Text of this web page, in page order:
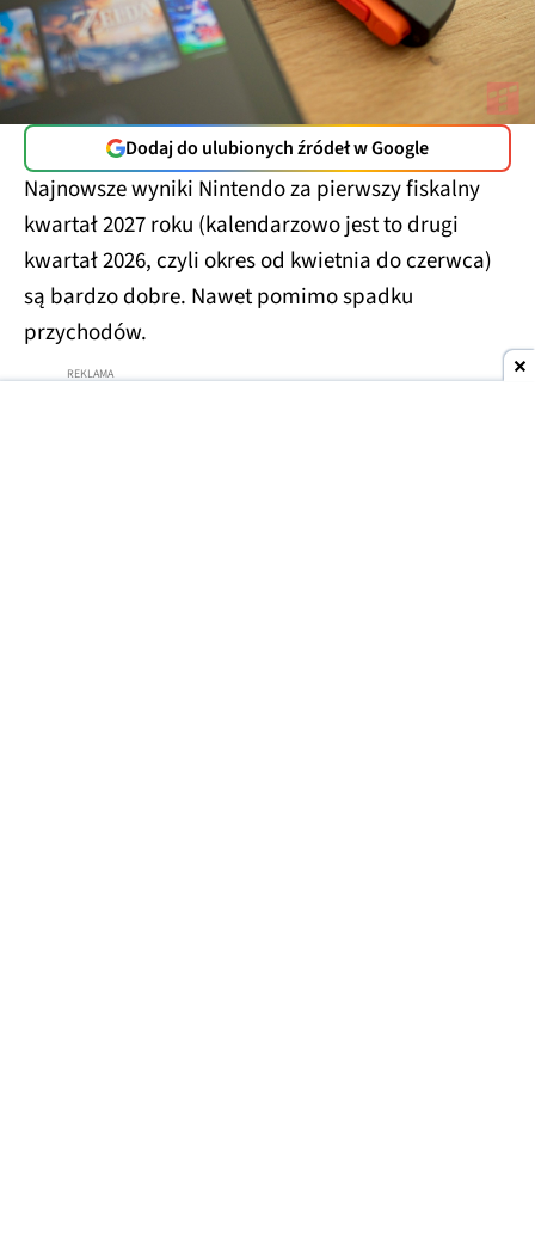
Dodaj do ulubionych źródeł w Google
Najnowsze wyniki Nintendo za pierwszy fiskalny
kwartał 2027 roku (kalendarzowo jest to drugi
kwartał 2026, czyli okres od kwietnia do czerwca)
są bardzo dobre. Nawet pomimo spadku
przychodów.